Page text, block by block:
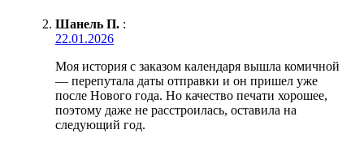
Шанель П. :
22.01.2026
Моя история с заказом календаря вышла комичной
— перепутала даты отправки и он пришел уже
после Нового года. Но качество печати хорошее,
поэтому даже не расстроилась, оставила на
следующий год.